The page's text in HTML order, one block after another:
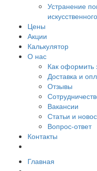
Устранение
Цены
Акции
Калькулятор
О нас
Как оформить
Доставка и
Отзывы
Вакансии
Статьи и
Вопрос-ответ
Контакты
Главная